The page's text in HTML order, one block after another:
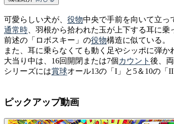
可愛らしい犬が、 役物中央で手前を向いて立っ
通常時 、羽根から拾われた玉が上下する耳に
前述の「ロボスキー」の役物構造に似ている。
また、耳に乗らなくても動く足やシッポに弾か
大当り中は、16回開閉または7個カウント 後、
シリーズには賞球オール13の「I」と5＆10の「II
ピックアップ動画